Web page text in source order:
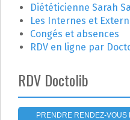
n
d
e
l
:
Diététicienne Sarah
Les Internes et
Congés et absences
RDV en ligne par
RDV Doctolib
PRENDRE RENDEZ-VOUS